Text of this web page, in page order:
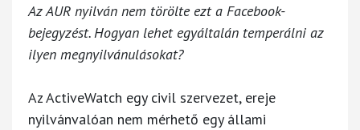
Az AUR nyilván nem törölte ezt a Facebook-
bejegyzést. Hogyan lehet egyáltalán temperálni az
ilyen megnyilvánulásokat?
Az ActiveWatch egy civil szervezet, ereje
nyilvánvalóan nem mérhető egy állami